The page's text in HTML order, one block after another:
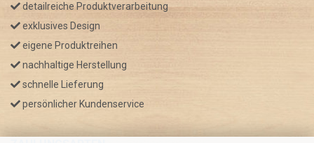
detailreiche Produktverarbeitung
exklusives Design
eigene Produktreihen
nachhaltige Herstellung
schnelle Lieferung
persönlicher Kundenservice